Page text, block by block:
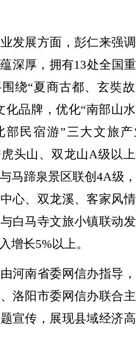
展方面，彭仁来强
深厚，拥有13处全国
绕“夏商古都、玄奘
化品牌，优化“南部山
部民宿游”三大文旅
头山、双龙山A级以
马蹄泉景区联创4A级
心、双龙溪、客家风
白马寺文旅小镇联动
增长5%以上。
南省委网信办指导
洛阳市委网信办联合
宣传，展现县域经济